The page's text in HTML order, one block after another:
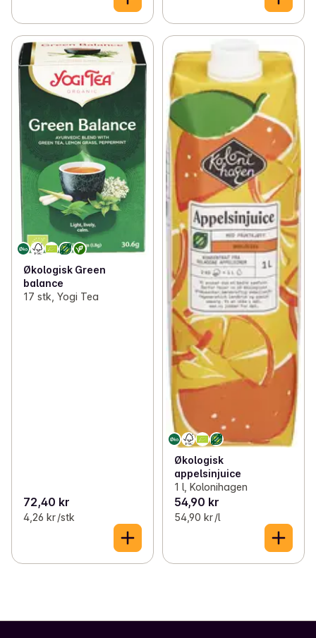
Økologisk Green
balance
17 stk, Yogi Tea
72,40 kr
4,26 kr /stk
Økologisk
appelsinjuice
1 l, Kolonihagen
54,90 kr
54,90 kr /l